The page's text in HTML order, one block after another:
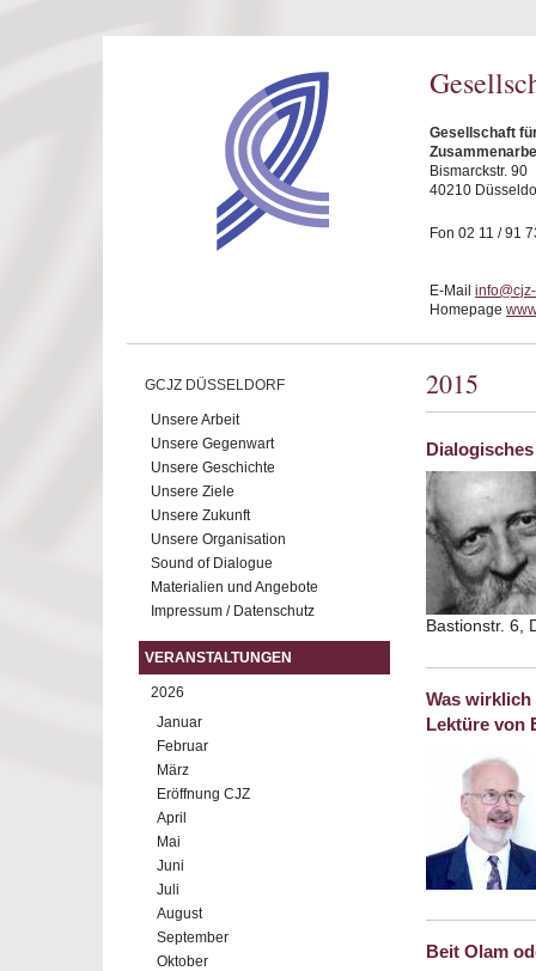
Gesellschaft
Bismarckstr. 90
40210
Fon 02 11 / 91
E-Mail
Homepage
GCJZ DÜSSELDORF
Unsere Arbeit
Unsere Gegenwart
Unsere Geschichte
Unsere Ziele
Unsere Zukunft
Unsere Organisation
Sound of Dialogue
Materialien und Angebote
Impressum / Datenschutz
VERANSTALTUNGEN
2026
Januar
Februar
März
Eröffnung CJZ
April
Mai
Juni
Juli
August
September
Oktober
2015
Bastionstr. 6,
Was wirklich
Lektüre von
Beit Olam